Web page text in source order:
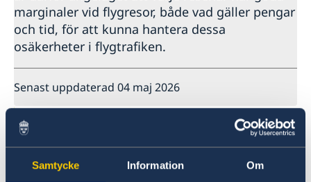
Samtycke Information Om
marginaler vid flygresor, både vad gäller pengar
och tid, för att kunna hantera dessa
osäkerheter i flygtrafiken.
Senast uppdaterad 04 maj 2026